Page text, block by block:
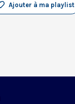
Ajouter à ma playlist